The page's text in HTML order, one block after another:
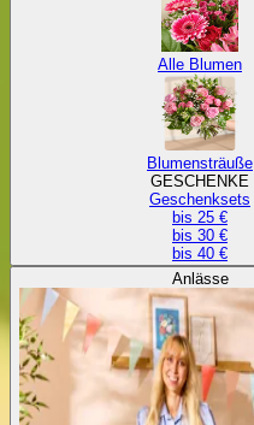
Alle Blumen
Blumensträuße
GESCHENKE
Geschenksets
bis 25 €
bis 30 €
bis 40 €
Anlässe